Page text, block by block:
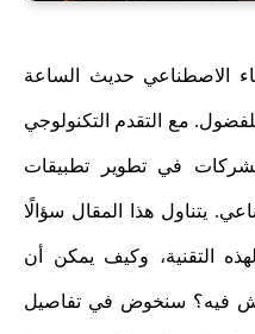
الاصطناعي حديث الساعة
مع التقدم التكنولوجي
في تطوير تطبيقات
يتناول هذا المقال سؤالًا
التقنية، وكيف يمكن أن
فيه؟ سنخوض في تفاصيل